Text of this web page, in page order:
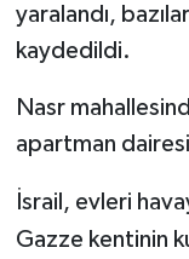
yaralandı,
kaydedildi.
Nasr
apartman
İsrail, evleri
Gazze kentinin